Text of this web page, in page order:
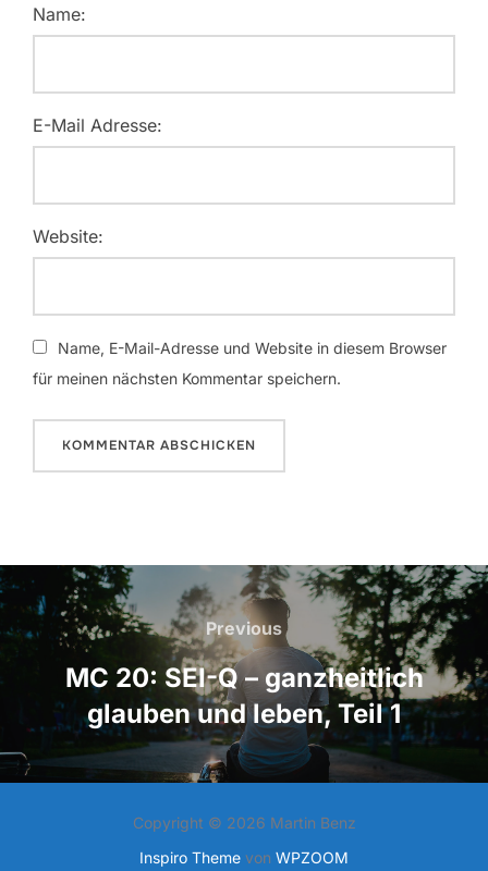
Name:
E-Mail Adresse:
Website:
Name, E-Mail-Adresse und Website in diesem Browser
für meinen nächsten Kommentar speichern.
Beitragsnavigation
Previous
Previous
MC 20: SEI-Q – ganzheitlich
glauben und leben, Teil 1
Copyright © 2026 Martin Benz
Inspiro Theme von WPZOOM